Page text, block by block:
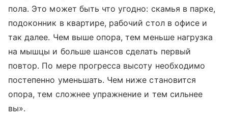
пола. Это может быть что угодно: скамья в парке,
подоконник в квартире, рабочий стол в офисе и
так далее. Чем выше опора, тем меньше нагрузка
на мышцы и больше шансов сделать первый
повтор. По мере прогресса высоту необходимо
постепенно уменьшать. Чем ниже становится
опора, тем сложнее упражнение и тем сильнее
вы».